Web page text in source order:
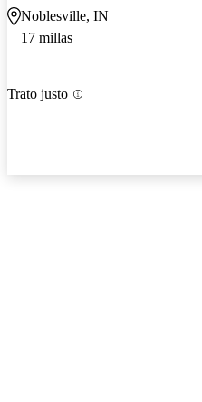
Noblesville, IN
17 millas
Trato justo